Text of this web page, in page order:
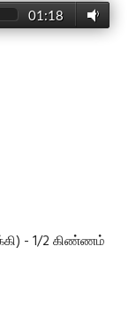
01:18
- 1/2 கிண்ணம்